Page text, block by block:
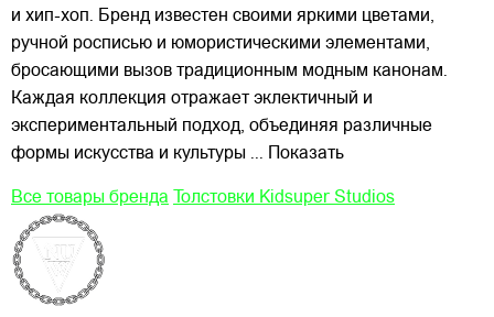
и хип-хоп. Бренд известен своими яркими цветами,
ручной росписью и юмористическими элементами,
бросающими вызов традиционным модным канонам.
Каждая коллекция отражает эклектичный и
экспериментальный подход, объединяя различные
формы искусства и культуры ... Показать
Все товары бренда Толстовки Kidsuper Studios